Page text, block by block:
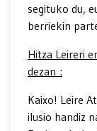
segituko du,
berriekin
Hitza Leireri
dezan :
Kaixo! Leire
ilusio handiz